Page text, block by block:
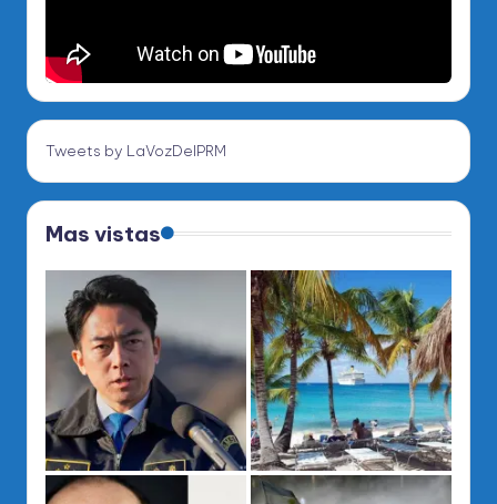
Tweets by LaVozDelPRM
Mas vistas